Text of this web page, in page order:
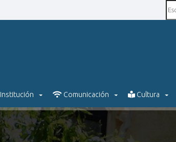
Institución Comunicación Cultura